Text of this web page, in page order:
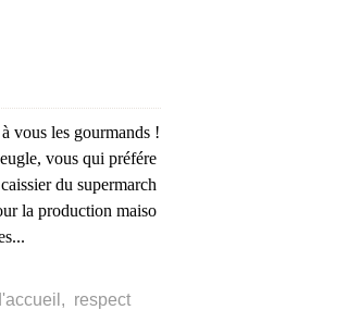
vous les gourmands !
vous qui préfére
du supermarch
la production maiso
, respect